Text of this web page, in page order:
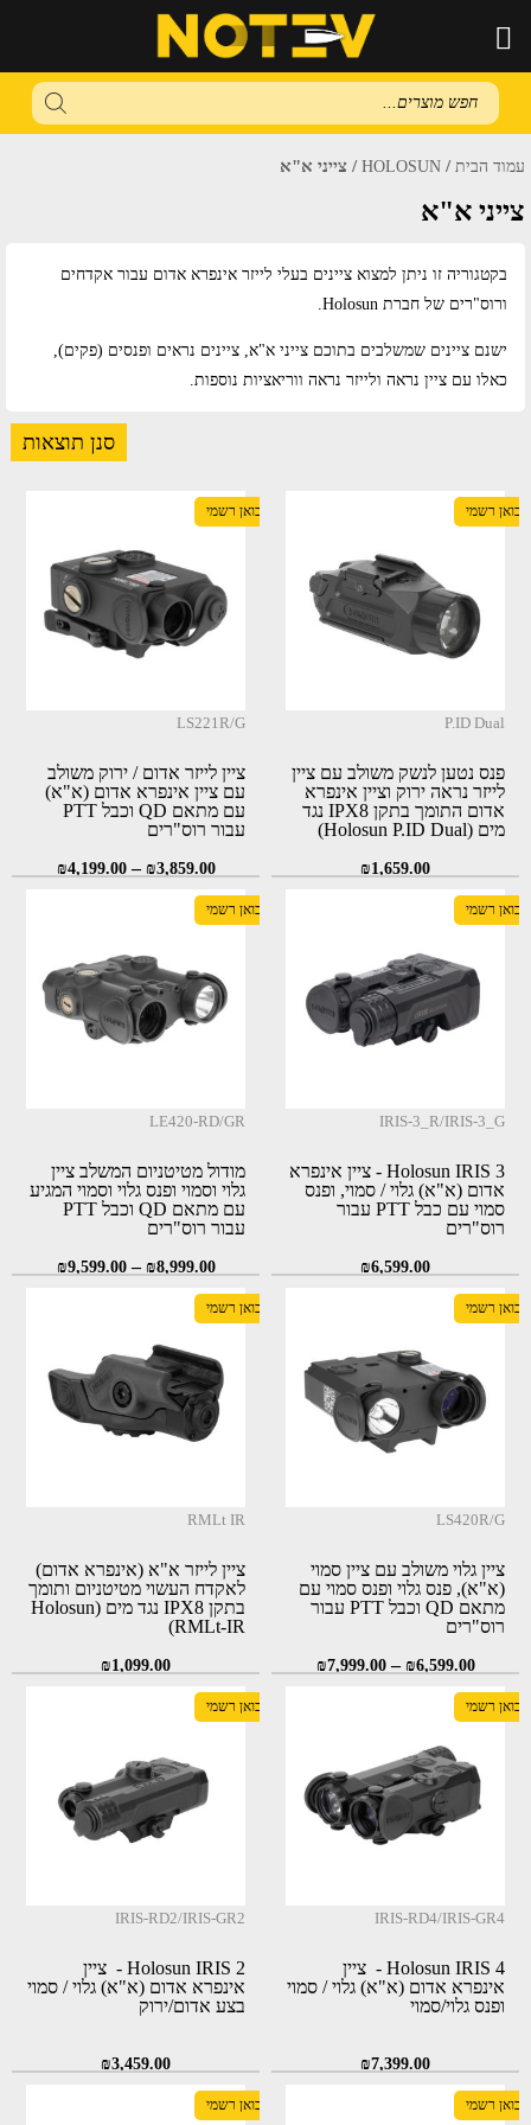
Products
search
עמוד הבית /
HOLOSUN / צייני א"א
צייני א"א
בקטגוריה זו ניתן למצוא ציינים בעלי לייזר אינפרא אדום עבור אקדחים
ורוס"רים של חברת Holosun.
ישנם ציינים שמשלבים בתוכם צייני א"א, ציינים נראים ופנסים (פקים),
כאלו עם ציין נראה ולייזר נראה ווריאציות נוספות.
סנן תוצאות
יבואן רשמי
P.ID Dual
פנס נטען לנשק משולב עם ציין
לייזר נראה ירוק וציין אינפרא
אדום התומך בתקן IPX8 נגד
מים (Holosun P.ID Dual)
₪1,659.00
יבואן רשמי
LS221R/G
ציין לייזר אדום / ירוק משולב
עם ציין אינפרא אדום (א"א)
עם מתאם QD וכבל PTT
עבור רוס"רים
₪3,859.00
–
₪4,199.00
יבואן רשמי
IRIS-3_R/IRIS-3_G
Holosun IRIS 3 - ציין אינפרא
אדום (א"א) גלוי / סמוי, ופנס
סמוי עם כבל PTT עבור
רוס"רים
₪6,599.00
יבואן רשמי
LE420-RD/GR
מודול מטיטניום המשלב ציין
גלוי וסמוי ופנס גלוי וסמוי המגיע
עם מתאם QD וכבל PTT
עבור רוס"רים
₪8,999.00
–
₪9,599.00
יבואן רשמי
LS420R/G
ציין גלוי משולב עם ציין סמוי
(א"א), פנס גלוי ופנס סמוי עם
מתאם QD וכבל PTT עבור
רוס"רים
₪6,599.00
–
₪7,999.00
יבואן רשמי
RMLt IR
ציין לייזר א"א (אינפרא אדום)
לאקדח העשוי מטיטניום ותומך
בתקן IPX8 נגד מים (Holosun
RMLt-IR)
₪1,099.00
יבואן רשמי
IRIS-RD4/IRIS-GR4
Holosun IRIS 4 - ציין
אינפרא אדום (א"א) גלוי / סמוי
ופנס גלוי/סמוי
₪7,399.00
יבואן רשמי
IRIS-RD2/IRIS-GR2
Holosun IRIS 2 - ציין
אינפרא אדום (א"א) גלוי / סמוי
בצע אדום/ירוק
₪3,459.00
יבואן רשמי יבואן רשמי